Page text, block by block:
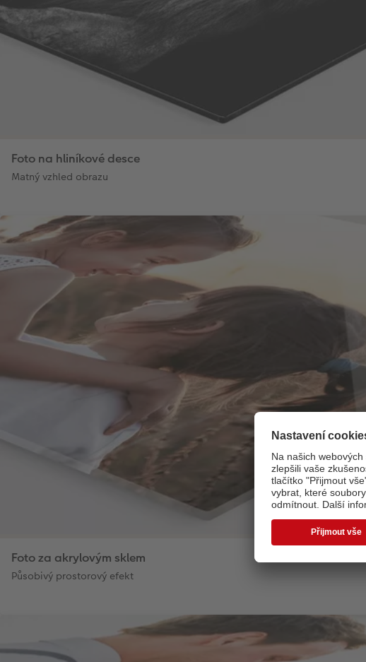
Foto na hliníkové desce
Matný vzhled obrazu
Foto za akrylovým sklem
Působivý prostorový efekt